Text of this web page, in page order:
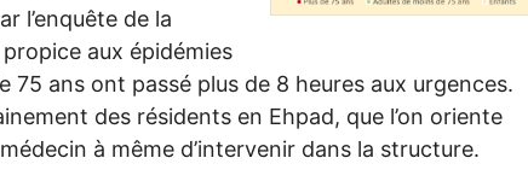
l’enquête de la
aux épidémies
75 ans ont passé plus de 8 heures aux urgences.
des résidents en Ehpad, que l’on oriente
à même d’intervenir dans la structure.